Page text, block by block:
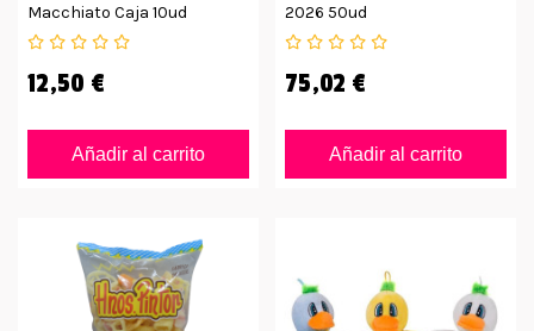
Macchiato Caja 10ud
12,50 €
Añadir al carrito
2026 50ud
75,02 €
Añadir al carrito